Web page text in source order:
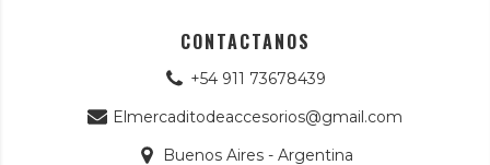
CONTACTANOS
+54 911 73678439
Elmercaditodeaccesorios@gmail.com
Buenos Aires - Argentina